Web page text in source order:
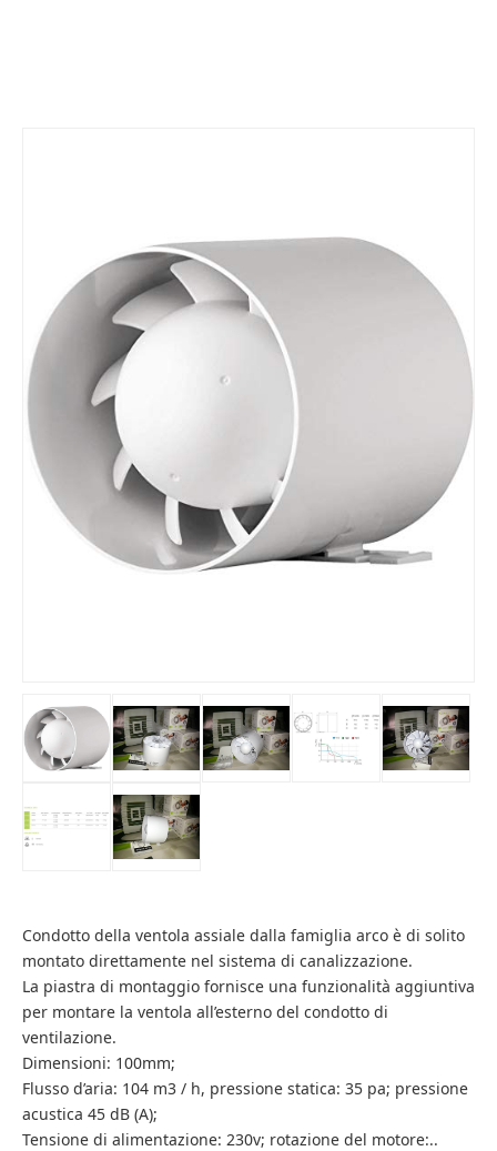
Condotto della ventola assiale dalla famiglia arco è di solito
montato direttamente nel sistema di canalizzazione.
La piastra di montaggio fornisce una funzionalità aggiuntiva
per montare la ventola all’esterno del condotto di
ventilazione.
Dimensioni: 100mm;
Flusso d’aria: 104 m3 / h, pressione statica: 35 pa; pressione
acustica 45 dB (A);
Tensione di alimentazione: 230v; rotazione del motore:..